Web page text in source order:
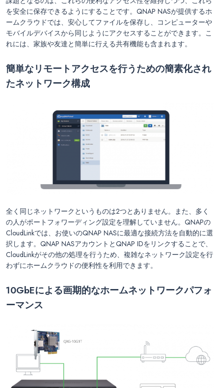
を安全に保存できるようにすることです。QNAP NASが提供するホ
ームクラウドでは、安心してファイルを保存し、コンピューターや
モバイルデバイスから同じようにアクセスすることができます。こ
れには、家族や友達と簡単に行える共有機能も含まれます。
簡単なリモートアクセスを行うための簡素化され
たネットワーク構成
全く同じネットワークというものは2つとありません。また、多く
の人がポートフォワーディング設定を理解していません。QNAPの
CloudLinkでは、お使いのQNAP NASに最適な接続方法を自動的に選
択します。QNAP NASアカウントとQNAP IDをリンクすることで、
CloudLinkがその他の処理を行うため、複雑なネットワーク設定を行
わずにホームクラウドの便利性を利用できます。
10GbEによる画期的なホームネットワークパフォ
ーマンス